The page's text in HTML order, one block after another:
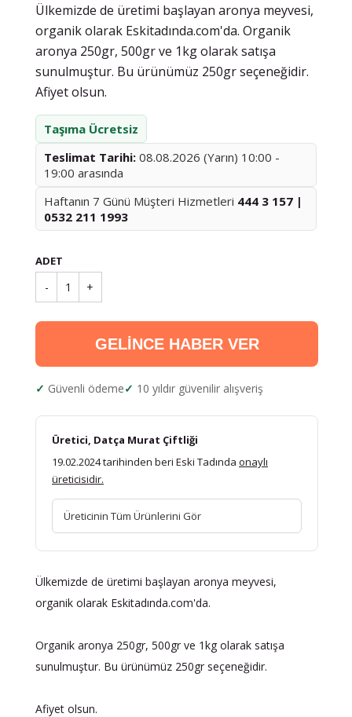
Ülkemizde de üretimi başlayan aronya meyvesi,
organik olarak Eskitadında.com'da. Organik
aronya 250gr, 500gr ve 1kg olarak satışa
sunulmuştur. Bu ürünümüz 250gr seçeneğidir.
Afiyet olsun.
Taşıma Ücretsiz
Teslimat Tarihi: 08.08.2026 (Yarın) 10:00 -
19:00 arasında
Haftanın 7 Günü Müşteri Hizmetleri 444 3 157 |
0532 211 1993
ADET
- 1 +
GELİNCE HABER VER
Güvenli ödeme 10 yıldır güvenilir alışveriş
Üretici, Datça Murat Çiftliği
19.02.2024 tarihinden beri Eski Tadında onaylı
üreticisidir.
Üreticinin Tüm Ürünlerini Gör
Ülkemizde de üretimi başlayan aronya meyvesi,
organik olarak Eskitadında.com'da.
Organik aronya 250gr, 500gr ve 1kg olarak satışa
sunulmuştur. Bu ürünümüz 250gr seçeneğidir.
Afiyet olsun.